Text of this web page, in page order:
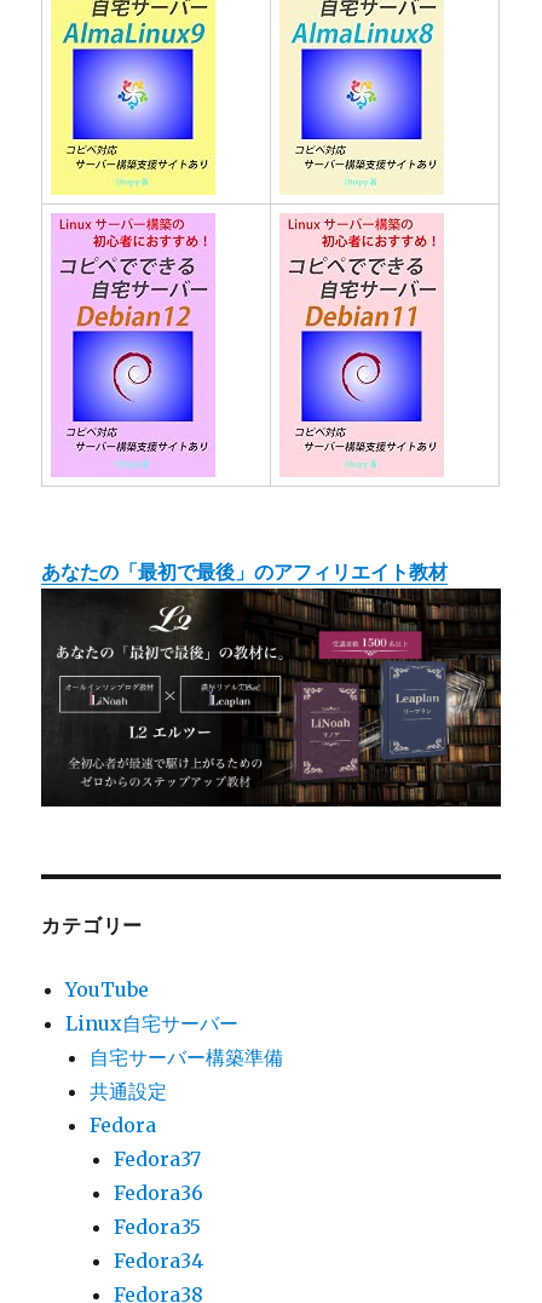
あなたの「最初で最後」のアフィリエイト教材
カテゴリー
YouTube
Linux自宅サーバー
自宅サーバー構築準備
共通設定
Fedora
Fedora37
Fedora36
Fedora35
Fedora34
Fedora38